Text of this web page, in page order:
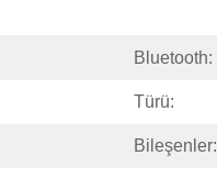
Bluetooth:
Türü:
Bileşenler: